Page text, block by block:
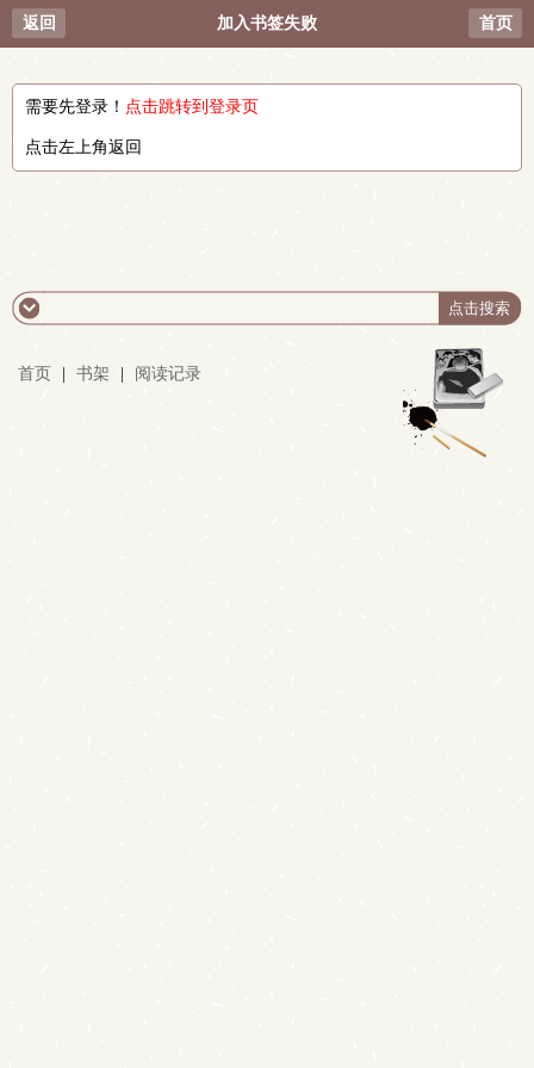
返回 加入书签失败 首页
需要先登录！ 点击跳转到登录页
点击左上角返回
首页 书架 阅读记录